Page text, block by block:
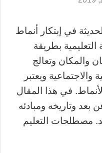
في إبتكار أنماط
بطريقة
والمكان وتعالج
والاجتماعية ويعتبر
في هذا المقال
وتاريخه ومبادئه
مصطلحات التعليم